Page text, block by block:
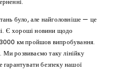
було, але найголовніше — це
Є хороші новини щодо
км пройшов випробування.
розвиваємо таку лінійку
гарантувати безпеку нашої